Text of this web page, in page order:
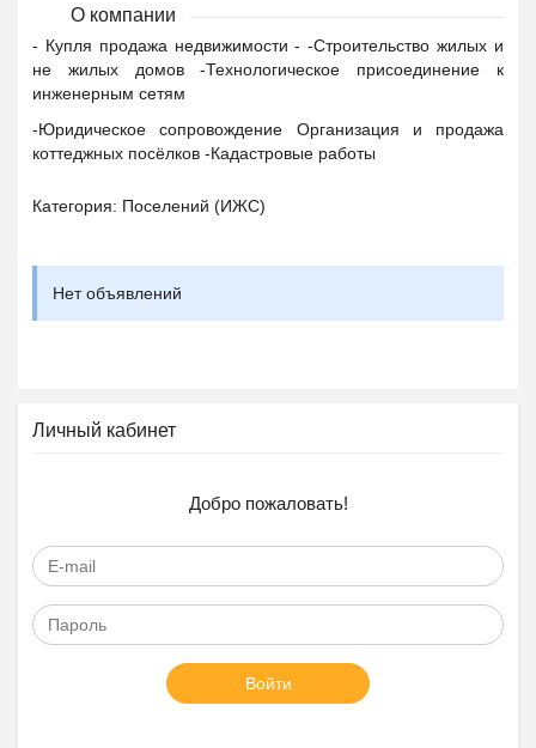
О компании
- Купля продажа недвижимости - -Строительство жилых и
не жилых домов -Технологическое присоединение к
инженерным сетям
-Юридическое сопровождение Организация и продажа
коттеджных посёлков -Кадастровые работы
Категория: Поселений (ИЖС)
Нет объявлений
Личный кабинет
Добро пожаловать!
Войти